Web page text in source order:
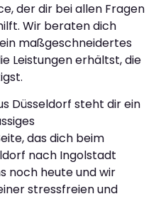
der dir bei allen Fragen
Wir beraten dich
maßgeschneidertes
Leistungen erhältst, die
Düsseldorf steht dir ein
das dich beim
nach Ingolstadt
noch heute und wir
stressfreien und